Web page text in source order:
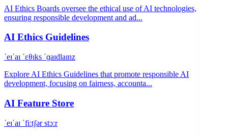
AI Ethics Boards oversee the ethical use of AI technologies,
ensuring responsible development and ad...
AI Ethics Guidelines
ˈeɪˈaɪ ˈɛθɪks ˈɡaɪdlaɪnz
Explore AI Ethics Guidelines that promote responsible AI
development, focusing on fairness, accounta...
AI Feature Store
ˈeɪˈaɪ ˈfiːtʃər stɔːr